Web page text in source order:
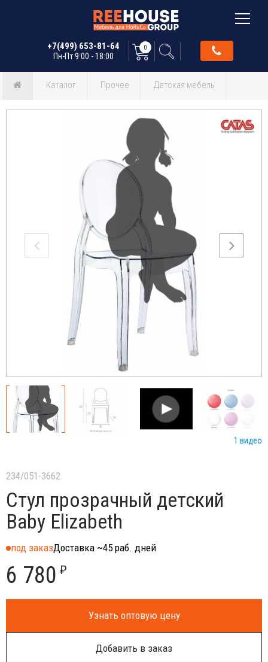
+7(499) 653-81-64
Пн-Пт 9:00 - 18:00
0
Каталог Прочее Детская мебель
1 видео
234/051-3662
Стул прозрачный детский
Baby Elizabeth
под заказДоставка ~45 раб. дней
6 780 ₽
Узнать оптовую цену
Добавить в заказ